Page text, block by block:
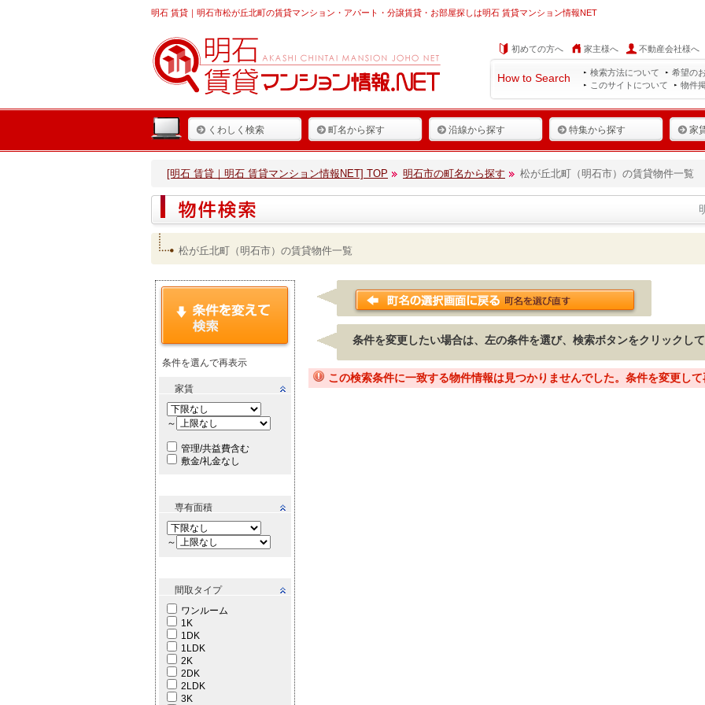
明石 賃貸 ｜明石市松が丘北町の賃貸マンション・アパート・分譲賃貸・お部屋探しは明石 賃貸マンション情報NET
初めての方へ 家主様へ 不動産会社様へ
How to Search 検索方法について 希望の
このサイトについて
物件
くわしく検索 町名から探す 沿線から探す 特集から探す 家
[明石 賃貸｜明石 賃貸マンション情報NET] TOP 明石市の町名から探す 松が丘北町（明石市）の賃貸物件一覧
松が丘北町（明石市）の賃貸物件一覧
条件を選んで再表示
家賃
～
管理/共益費含む
敷金/礼金なし
専有面積
～
間取タイプ
ワンルーム
1K
1DK
1LDK
2K
2DK
2LDK
3K
条件を変更したい場合は、左の条件を選び、検索ボタンをクリックして
この検索条件に一致する物件情報は見つかりませんでした。条件を変更して